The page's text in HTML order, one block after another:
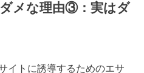
メな理由③：実はダ
イトに誘導するためのエサ